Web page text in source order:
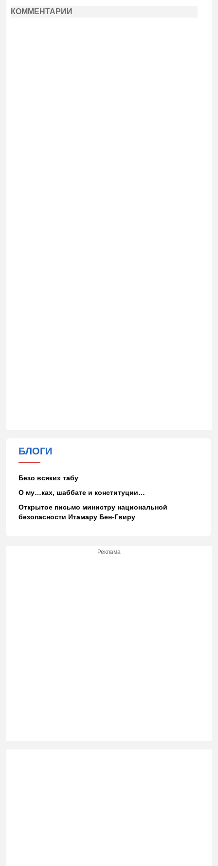
КОММЕНТАРИИ
БЛОГИ
Безо всяких табу
О му…ках, шаббате и конституции…
Открытое письмо министру национальной
безопасности Итамару Бен-Гвиру
Реклама